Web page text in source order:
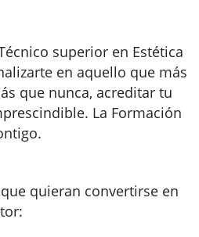
superior en Estética
en aquello que más
que nunca, acreditar tu
La Formación
quieran convertirse en